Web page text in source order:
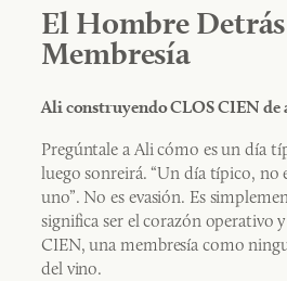
El Hombre
Membresía
Ali construyendo CLOS CIEN
Pregúntale a Ali cómo es un día
luego sonreirá. “Un día típico, no
uno”. No es evasión. Es
significa ser el corazón operativo
CIEN, una membresía como
del vino.